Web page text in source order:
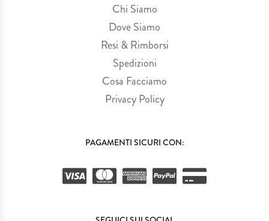
Chi Siamo
Dove Siamo
Resi & Rimborsi
Spedizioni
Cosa Facciamo
Privacy Policy
PAGAMENTI SICURI CON: